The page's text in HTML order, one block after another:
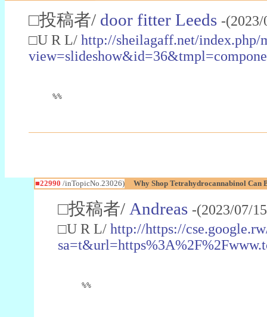
□投稿者/ door fitter Leeds -
□U R L/ http://sheilagaff.net/index.php/
%%
■22990 /inTopicNo.23026) Why Shop Tetrahydrocannabinol Can
□投稿者/ Andreas -(2023/07/
□U R L/ http://https://
%%